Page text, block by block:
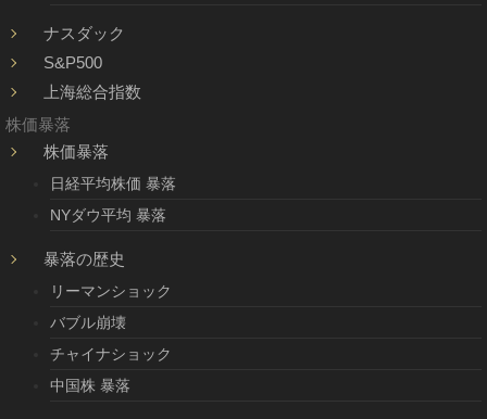
ナスダック
S&P500
上海総合指数
株価暴落
株価暴落
日経平均株価 暴落
NYダウ平均 暴落
暴落の歴史
リーマンショック
バブル崩壊
チャイナショック
中国株 暴落